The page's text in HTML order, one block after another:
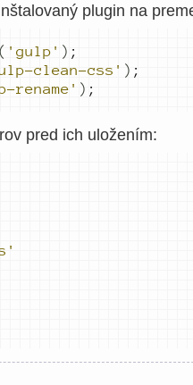
plugin na
( 'gulp' ) ;
clean-css' ) ;
rename' ) ;
pred ich uložením: